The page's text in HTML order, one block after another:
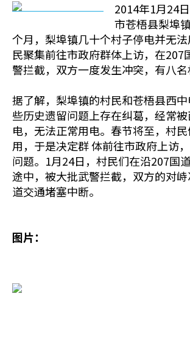
2014年1月24
市苍梧县梨埠
个月，梨埠镇几十个村子停电并无
民聚集前往市政府群体上访，在207
警拦截，双方一度发生冲突，有八名
据了解，梨埠镇的村民和苍梧县西
些历史遗留问题上存在纠葛，经常
电，无法正常用电。春节将至，村
用，于是决定群 体前往市政府上访
问题。1月24日，村民们在沿207国
途中，被大批武警拦截，双方的对
道交通堵塞中断。
图片：